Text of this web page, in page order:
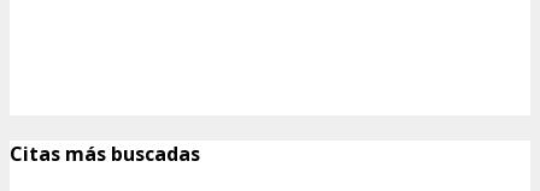
Citas más buscadas